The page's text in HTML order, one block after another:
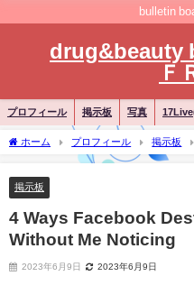
bulletin
Ｆ
プロフィール 掲示板 写真
ホーム プロフィール 掲示板
WordPress Without Me Noticing
掲示板
4 Ways Facebook
Without Me Noticing
2023年6月9日 2023年6月9日